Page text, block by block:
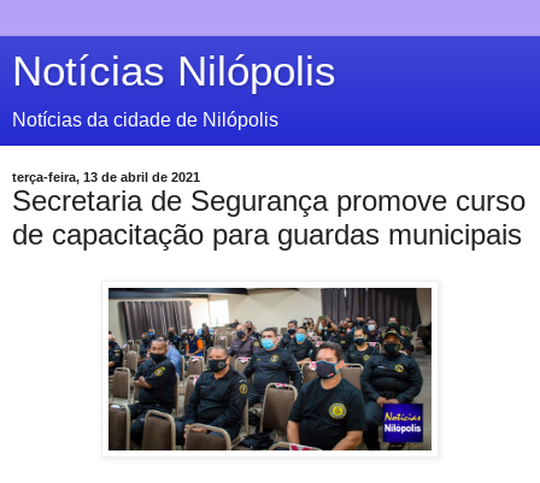
Notícias Nilópolis
Notícias da cidade de Nilópolis
terça-feira, 13 de abril de 2021
Secretaria de Segurança promove curso
de capacitação para guardas municipais